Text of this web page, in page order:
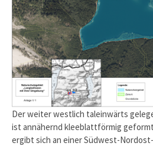
Der weiter westlich taleinwärts
ist annähernd kleeblattförmig
ergibt sich an einer Südwest-